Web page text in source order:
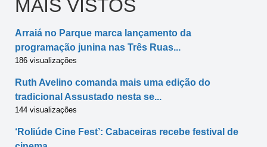
MAIS VISTOS
Arraiá no Parque marca lançamento da
programação junina nas Três Ruas...
186 visualizações
Ruth Avelino comanda mais uma edição do
tradicional Assustado nesta se...
144 visualizações
‘Roliúde Cine Fest’: Cabaceiras recebe festival de